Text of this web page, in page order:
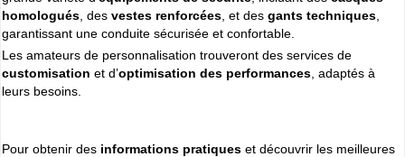
homologués , des vestes renforcées , et des gants techniques
garantissant une conduite sécurisée et confortable.
Les amateurs de personnalisation trouveront des services de
customisation et d’optimisation des performances , adaptés à
leurs besoins.
Pour obtenir des informations pratiques et découvrir les meilleures